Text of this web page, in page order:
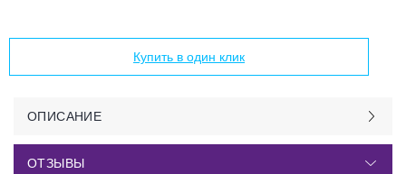
Купить в один клик
ОПИСАНИЕ
ОТЗЫВЫ